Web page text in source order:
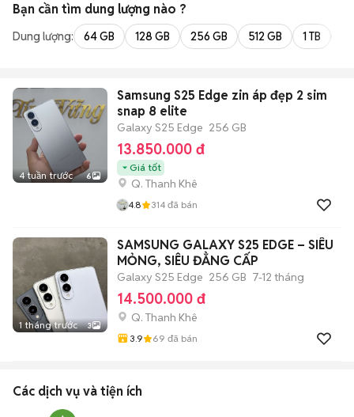
Bạn cần tìm dung lượng nào ?
Dung lượng: 64 GB 128 GB 256 GB 512 GB 1 TB
4 tuần trước 6
Samsung S25 Edge zin áp đẹp 2 sim
snap 8 elite
Galaxy S25 Edge 256 GB
13.850.000 đ
Giá tốt
Q. Thanh Khê
4.8 314 đã bán
1 tháng trước 3
SAMSUNG GALAXY S25 EDGE – SIÊU
MỎNG, SIÊU ĐẲNG CẤP
Galaxy S25 Edge 256 GB 7-12 tháng
14.500.000 đ
Q. Thanh Khê
3.9 69 đã bán
Các dịch vụ và tiện ích